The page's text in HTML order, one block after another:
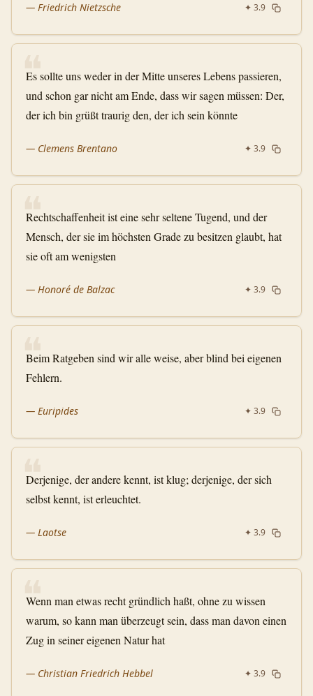
— Friedrich Nietzsche ✦ 3.9
❝
Es sollte uns weder in der Mitte unseres Lebens passieren,
und schon gar nicht am Ende, dass wir sagen müssen: Der,
der ich bin grüßt traurig den, der ich sein könnte
— Clemens Brentano ✦ 3.9
❝
Rechtschaffenheit ist eine sehr seltene Tugend, und der
Mensch, der sie im höchsten Grade zu besitzen glaubt, hat
sie oft am wenigsten
— Honoré de Balzac ✦ 3.9
❝
Beim Ratgeben sind wir alle weise, aber blind bei eigenen
Fehlern.
— Euripides ✦ 3.9
❝
Derjenige, der andere kennt, ist klug; derjenige, der sich
selbst kennt, ist erleuchtet.
— Laotse ✦ 3.9
❝
Wenn man etwas recht gründlich haßt, ohne zu wissen
warum, so kann man überzeugt sein, dass man davon einen
Zug in seiner eigenen Natur hat
— Christian Friedrich Hebbel ✦ 3.9